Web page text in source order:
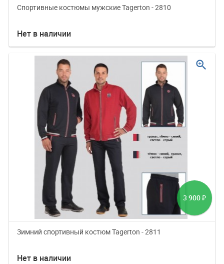
Спортивные костюмы мужские Tagerton - 2810
Нет в наличии
3 900 ₽
Зимний спортивный костюм Tagerton - 2811
Нет в наличии
zoom_in